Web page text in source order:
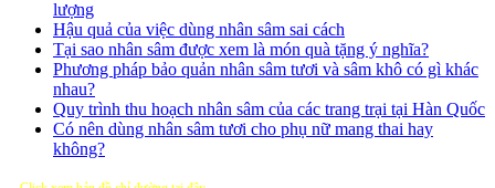
lượng
Hậu quả của việc dùng nhân sâm sai cách
Tại sao nhân sâm được xem là món quà tặng ý nghĩa?
Phương pháp bảo quản nhân sâm tươi và sâm khô có gì khác
nhau?
Quy trình thu hoạch nhân sâm của các trang trại tại Hàn Quốc
Có nên dùng nhân sâm tươi cho phụ nữ mang thai hay
không?